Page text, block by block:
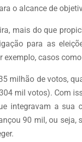
o alcance de
mais do que
para as
exemplo, casos
milhão de votos,
mil votos). Com
integravam a sua
90 mil, ou seja,